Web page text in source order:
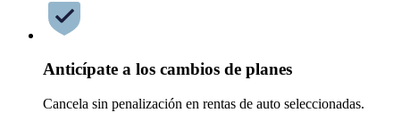
Anticípate a los cambios de planes
Cancela sin penalización en rentas de auto seleccionadas.